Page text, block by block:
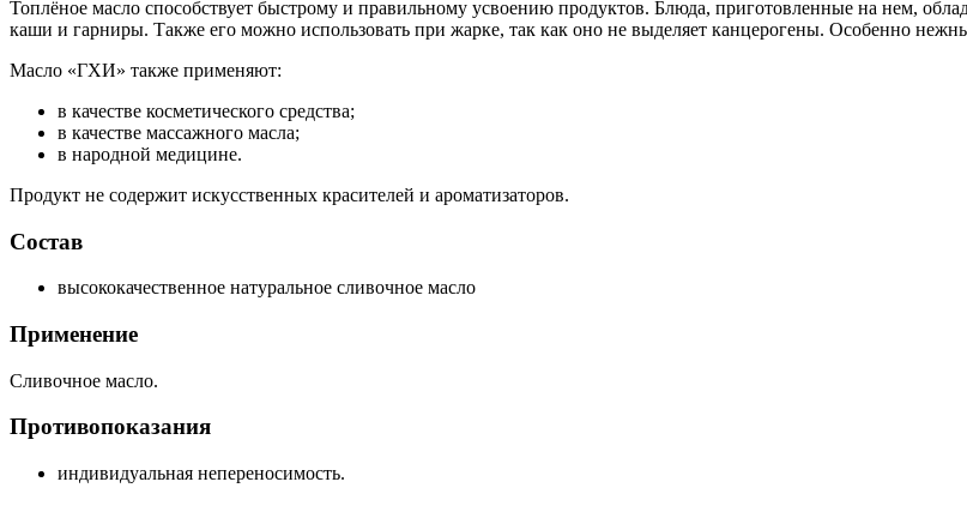
Топлёное масло способствует быстрому и правильному усвоению продуктов. Блюда, приготовленные на нем,
каши и гарниры. Также его можно использовать при жарке, так как оно не выделяет канцерогены. Особенно
Масло «ГХИ» также применяют:
в качестве косметического средства;
в качестве массажного масла;
в народной медицине.
Продукт не содержит искусственных красителей и ароматизаторов.
Состав
высококачественное натуральное сливочное масло
Применение
Сливочное масло.
Противопоказания
индивидуальная непереносимость.